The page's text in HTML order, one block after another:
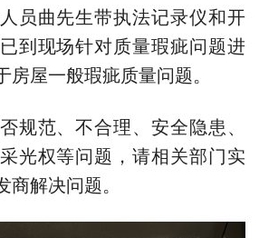
员曲先生带执法记录仪和开
到现场针对质量瑕疵问题进
屋一般瑕疵质量问题。
规范、不合理、安全隐患、
光权等问题，请相关部门实
解决问题。